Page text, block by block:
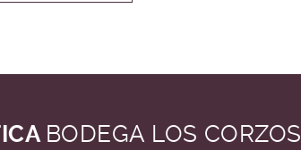
BODEGA LOS CORZOS